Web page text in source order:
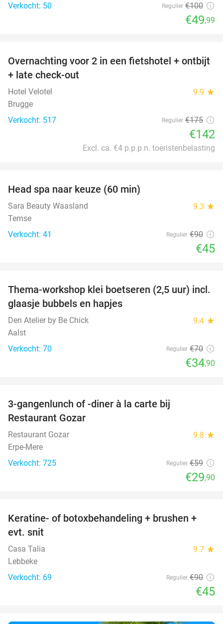
Verkocht: 50
Regulier €100
€49,99
19%
Overnachting voor 2 in een fietshotel + ontbijt
+ late check-out
Hotel Velotel 9.9 star
Brugge
Verkocht: 517
Regulier €175
€142
Excl. ca. €4 p.p.p.n. toeristenbelasting
Head spa naar keuze (60 min)
Sara Beauty Waasland 9.3 star
Temse
Verkocht: 41
Regulier €90
€45
50%
Thema-workshop klei boetseren (2,5 uur) incl.
glaasje bubbels en hapjes
Den Atelier by Be Chick 9.4 star
Aalst
Verkocht: 70
Regulier €70
€34,90
3-gangenlunch of -diner à la carte bij
Restaurant Gozar
Restaurant Gozar 9.8 star
Erpe-Mere
Verkocht: 725
Regulier €59
€29,90
50%
Keratine- of botoxbehandeling + brushen +
evt. snit
Casa Talia 9.7 star
Lebbeke
Verkocht: 69
Regulier €90
€45